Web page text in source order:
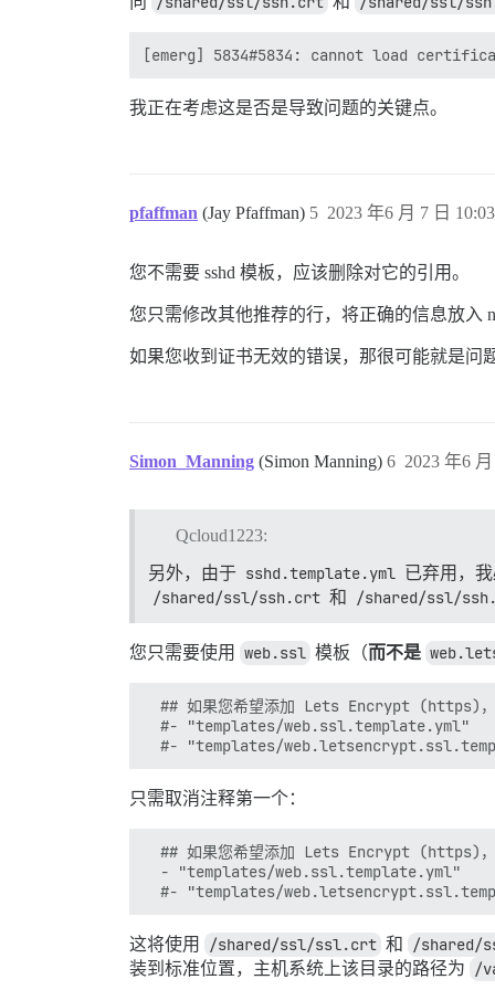
我正在考虑这是否是导致问题的关键点。
pfaffman (Jay Pfaffman) 2023 年6 月 7 日 10:03
5
您不需要 sshd 模板，应该删除对它的引用。
您只需修改其他推荐的行，将正确的信息放入
如果您收到证书无效的错误，那很可能就是问
Simon_Manning (Simon Manning) 2023 年6
6
Qcloud1223:
另外，由于 sshd.template.yml 已弃用，
/shared/ssl/ssh.crt 和 /shared/ssl/
您只需要使用 web.ssl 模板（而不是
## 如果您希望添加 Lets Encrypt (https)，
  #- "templates/web.ssl.template.yml"
只需取消注释第一个：
## 如果您希望添加 Lets Encrypt (https)，
  - "templates/web.ssl.template.yml"
这将使用 /shared/ssl/ssl.crt 和 /shared/
装到标准位置，主机系统上该目录的路径为 /